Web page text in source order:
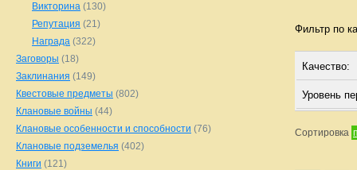
Фильтр по
Качество:
Уровень
Сортировка
Викторина (130)
Репутация (21)
Награда (322)
Заговоры (18)
Заклинания (149)
Квестовые предметы (802)
Клановые войны (44)
Клановые особенности и способности (76)
Клановые подземелья (402)
Книги (121)